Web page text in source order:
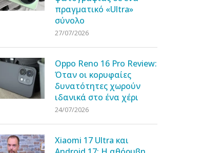
πραγματικό «Ultra»
σύνολο
27/07/2026
Oppo Reno 16 Pro Review:
Όταν οι κορυφαίες
δυνατότητες χωρούν
ιδανικά στο ένα χέρι
24/07/2026
Xiaomi 17 Ultra και